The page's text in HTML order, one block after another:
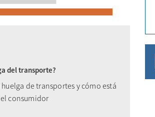
del transporte?
de transportes y cómo está
consumidor